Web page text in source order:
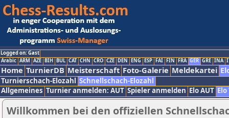
Logged on: Gast
Arabic ARM AZE BIH BUL CAT CHN CRO CZE DEN ENG ESP FAI FIN FRA GER GRE INA
Home TurnierDB Meisterschaft Foto-Galerie Meldekartei
Turnierschach-Elozahl Schnellschach-Elozahl
Allgemeines Turnier anmelden: AUT Spieler anmelden Elo AUT
Willkommen bei den offiziellen